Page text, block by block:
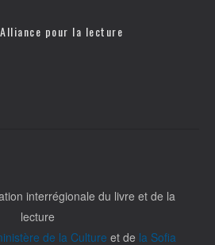
Alliance pour la lecture
interrégionale du livre et de la
lecture
de la Culture et de la Sofia